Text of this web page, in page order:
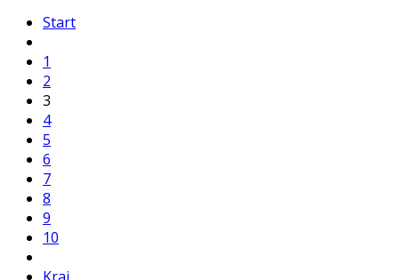
Start
1
2
3
4
5
6
7
8
9
10